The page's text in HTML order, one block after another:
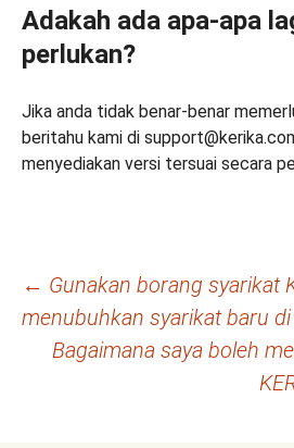
Adakah ada apa-apa
perlukan?
Jika anda tidak benar-benar
beritahu kami di
menyediakan versi tersuai secara
Navigasi
kiriman
← Gunakan borang syarikat
menubuhkan syarikat baru di
Bagaimana saya boleh